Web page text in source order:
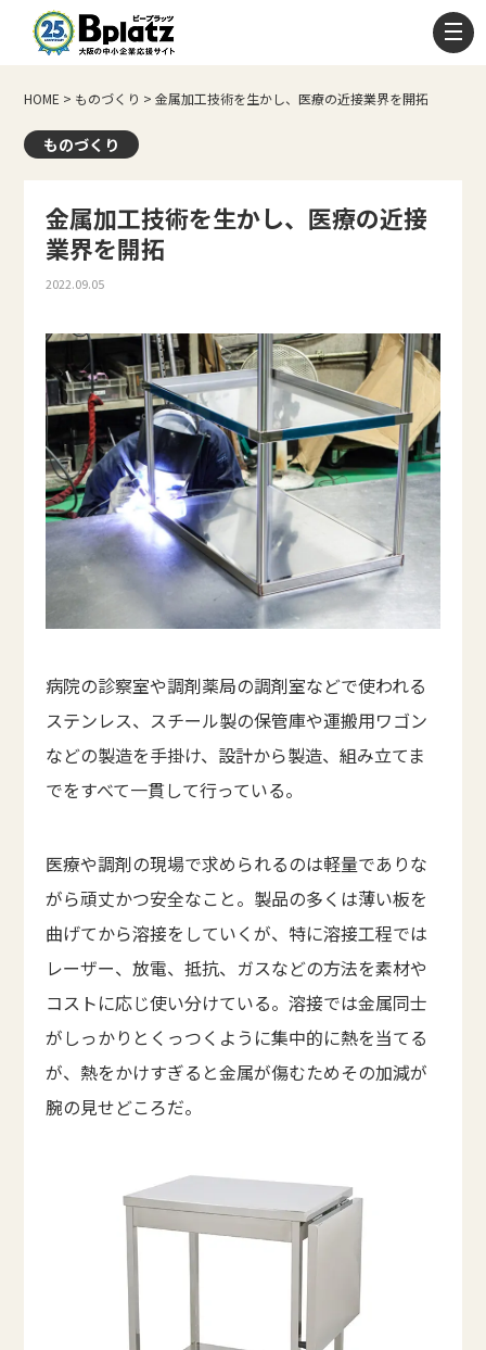
HOME > ものづくり >金属加工技術を生かし、医療の近接業界を開拓
ものづくり
金属加工技術を生かし、医療の近接
業界を開拓
2022.09.05
病院の診察室や調剤薬局の調剤室などで使われる
ステンレス、スチール製の保管庫や運搬用ワゴン
などの製造を手掛け、設計から製造、組み立てま
でをすべて一貫して行っている。
医療や調剤の現場で求められるのは軽量でありな
がら頑丈かつ安全なこと。製品の多くは薄い板を
曲げてから溶接をしていくが、特に溶接工程では
レーザー、放電、抵抗、ガスなどの方法を素材や
コストに応じ使い分けている。溶接では金属同士
がしっかりとくっつくように集中的に熱を当てる
が、熱をかけすぎると金属が傷むためその加減が
腕の見せどころだ。